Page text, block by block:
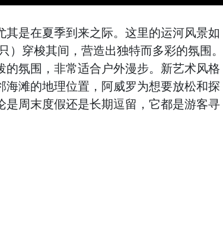
是在夏季到来之际。这里的运河风景如
穿梭其间，营造出独特而多彩的氛围。
氛围，非常适合户外漫步。新艺术风格
滩的地理位置，阿威罗为想要放松和探
是周末度假还是长期逗留，它都是游客寻